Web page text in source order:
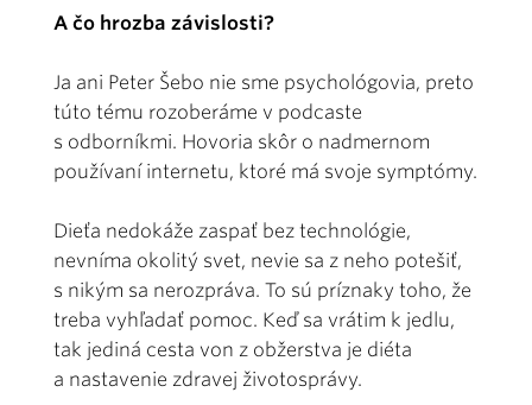
A čo hrozba závislosti?
Ja ani Peter Šebo nie sme psychológovia, preto
túto tému rozoberáme v podcaste
s odborníkmi. Hovoria skôr o nadmernom
používaní internetu, ktoré má svoje symptómy.
Dieťa nedokáže zaspať bez technológie,
nevníma okolitý svet, nevie sa z neho potešiť,
s nikým sa nerozpráva. To sú príznaky toho, že
treba vyhľadať pomoc. Keď sa vrátim k jedlu,
tak jediná cesta von z obžerstva je diéta
a nastavenie zdravej životosprávy.